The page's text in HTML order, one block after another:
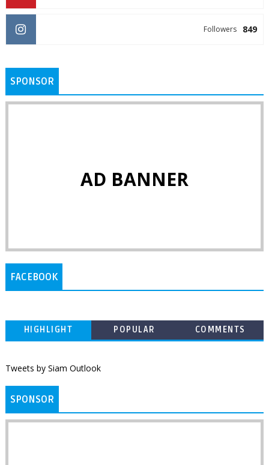
849
Followers
SPONSOR
AD BANNER
FACEBOOK
HIGHLIGHT POPULAR COMMENTS
Tweets by Siam Outlook
SPONSOR